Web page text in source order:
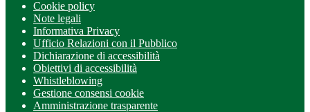
Cookie policy
Note legali
Informativa Privacy
Ufficio Relazioni con il Pubblico
Dichiarazione di accessibilità
Obiettivi di accessibilità
Whistleblowing
Gestione consensi cookie
Amministrazione trasparente